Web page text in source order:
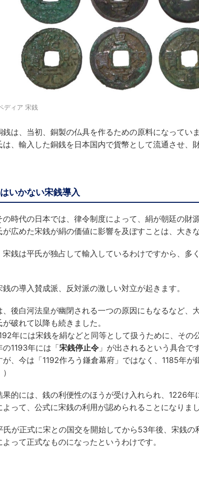
ディア 宋銭
銭は、当初、銅製の仏具を作るための原料になってい
は、輸入した銅銭を日本国内で貨幣として流通させ、
いかない宋銭導入
の時代の日本では、律令制度によって、絹が朝廷の財
が広めた宋銭が絹の価値に影響を及ぼすことは、大き
宋銭は平氏が独占して輸入しているわけですから、多
銭の導入賛成派、反対派の激しい対立が起きます。
、後白河法皇が幽閉される一つの原因にもなるなど、
が破れて以降も続きました。
年には宋銭を絹などと同等として扱うために、その
1193年には「宋銭停止令 」が出されるという具合です
が、今は「1192作ろう鎌倉幕府」ではなく、1185年
果的には、銭の利便性のほうが受け入れられ、1226
よって、公式に宋銭の利用が認められることになりまし
氏が正式に宋との国交を開始してから53年後、宋銭
よって正式なものになったというわけです。